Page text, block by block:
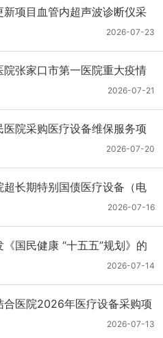
新项目血管内超声波诊断仪采
标公告
2026-07-23
院张家口市第一医院重大疫情
重症监护室医疗设备采购项
2026-07-21
医院采购医疗设备维保服务项
）(二次)（项目编号：GZSY-
购更正公告
2026-07-20
超长期特别国债医疗设备（电
采购更正公告（第二次）2026-07-16
国民健康 “十五五”规划》的
2026-07-14
合医院2026年医疗设备采购项
2026-07-13